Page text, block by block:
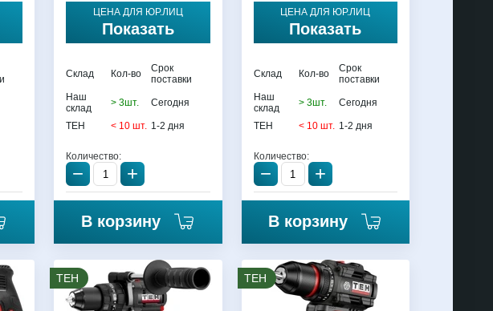
ЦЕНА ДЛЯ ЮР.ЛИЦ
Показать
Склад Кол-во
Срок
поставки
Наш
склад
> 3шт. Сегодня
TEH < 10 шт. 1-2 дня
Количество:
− +
В корзину
ЦЕНА ДЛЯ ЮР.ЛИЦ
Показать
Склад Кол-во
Срок
поставки
Наш
склад
> 3шт. Сегодня
TEH < 10 шт. 1-2 дня
Количество:
− +
В корзину
TEH TEH